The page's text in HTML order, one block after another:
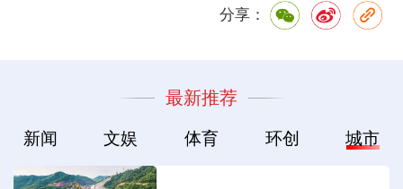
分享：
最新推荐
新闻 文娱 体育 环创 城市